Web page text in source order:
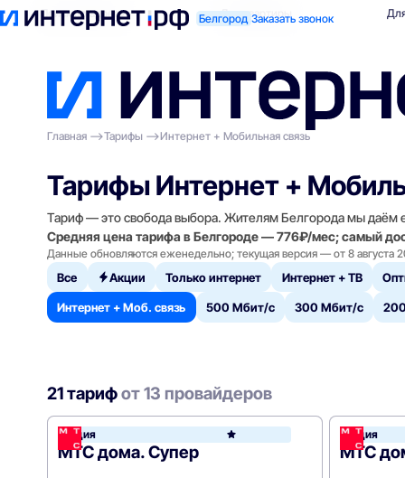
Белгород Заказать звонок
Поиск по адресу Для квартиры
Главная
Тарифы Интернет + Мобильная связь
Тарифы Интернет +
Тариф — это свобода выбора. Жителям Белгорода мы даём
Средняя цена тарифа в Белгороде — 776₽/мес; самый
Данные обновляются еженедельно; текущая версия — от 8 августа
Все Акции Только интернет Интернет + ТВ
Интернет + Моб. связь 500 Мбит/с 300 Мбит/с
21 тарифот 13 провайдеров
Акция МТС
МТС дома. Супер
Акция
МТС